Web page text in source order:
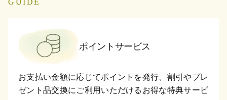
ポイントサービス
お支払い金額に応じてポイントを発行、割引やプレ
ゼント品交換にご利用いただけるお得な特典サービ